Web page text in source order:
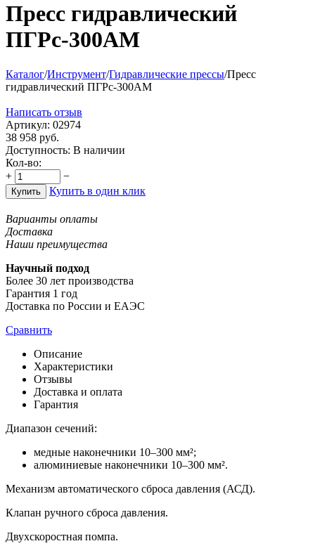
Пресс гидравлический
ПГРс-300АМ
Каталог/Инструмент/Гидравлические прессы/Пресс
гидравлический ПГРс-300АМ
Написать отзыв
Артикул: 02974
38 958 руб.
Доступность: В наличии
Кол-во:
+
−
Купить Купить в один клик
Варианты оплаты
Доставка
Наши преимущества
Научный подход
Более 30 лет производства
Гарантия 1 год
Доставка по России и ЕАЭС
Сравнить
Описание
Характеристики
Отзывы
Доставка и оплата
Гарантия
Диапазон сечений:
медные наконечники 10–300 мм²;
алюминиевые наконечники 10–300 мм².
Механизм автоматического сброса давления (АСД).
Клапан ручного сброса давления.
Двухскоростная помпа.